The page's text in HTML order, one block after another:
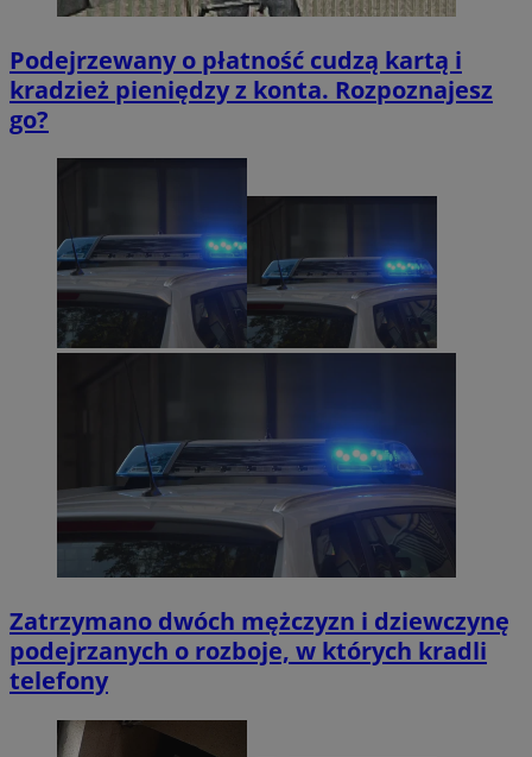
Podejrzewany o płatność cudzą kartą i
kradzież pieniędzy z konta. Rozpoznajesz
go?
Zatrzymano dwóch mężczyzn i dziewczynę
podejrzanych o rozboje, w których kradli
telefony